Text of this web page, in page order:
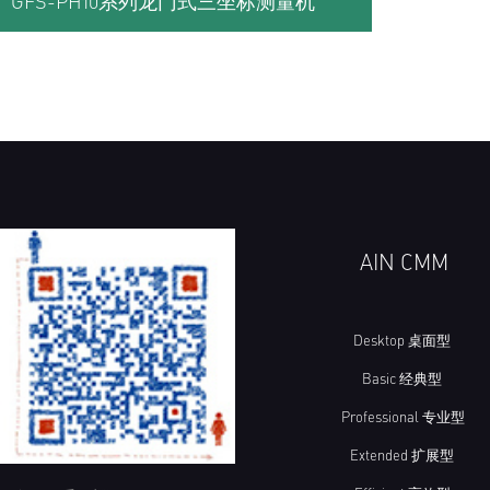
AIN CMM
Desktop 桌面型
Basic 经典型
Professional 专业型
Extended 扩展型